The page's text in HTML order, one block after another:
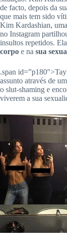
de facto, depois da
que mais tem sido
Kim Kardashian,
no Instagram
insultos repetidos.
corpo e na sua
.span
assunto através de
o slut-shaming e
viverem a sua